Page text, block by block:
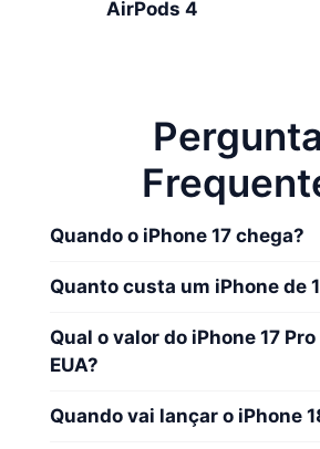
AirPods 4
Quando o iPhone 17 chega?
Quanto custa um iPhone de
Qual o valor do iPhone 17
EUA?
Quando vai lançar o iPhone